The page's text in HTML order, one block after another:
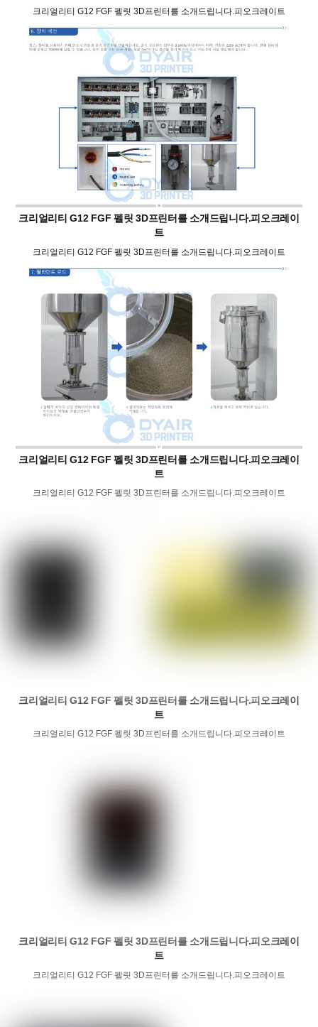
크리얼리티 G12 FGF 펠릿 3D프린터를 소개드립니다.피오크레이트
크리얼리티 G12 FGF 펠릿 3D프린터를 소개드립니다.피오크레이
트
크리얼리티 G12 FGF 펠릿 3D프린터를 소개드립니다.피오크레이트
크리얼리티 G12 FGF 펠릿 3D프린터를 소개드립니다.피오크레이
트
크리얼리티 G12 FGF 펠릿 3D프린터를 소개드립니다.피오크레이트
크리얼리티 G12 FGF 펠릿 3D프린터를 소개드립니다.피오크레이
트
크리얼리티 G12 FGF 펠릿 3D프린터를 소개드립니다.피오크레이트
크리얼리티 G12 FGF 펠릿 3D프린터를 소개드립니다.피오크레이
트
크리얼리티 G12 FGF 펠릿 3D프린터를 소개드립니다.피오크레이트